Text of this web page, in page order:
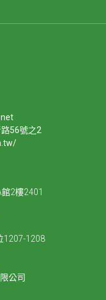
56號之2
2樓2401
1207-1208
公司